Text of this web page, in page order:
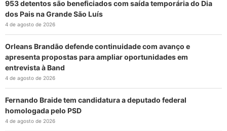
953 detentos são beneficiados com saída temporária do Dia
dos Pais na Grande São Luís
4 de agosto de 2026
Orleans Brandão defende continuidade com avanço e
apresenta propostas para ampliar oportunidades em
entrevista à Band
4 de agosto de 2026
Fernando Braide tem candidatura a deputado federal
homologada pelo PSD
4 de agosto de 2026